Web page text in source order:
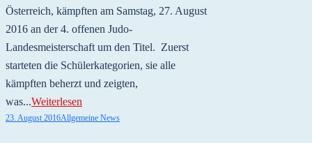
Österreich, kämpften am Samstag, 27. August
2016 an der 4. offenen Judo-
Landesmeisterschaft um den Titel. Zuerst
starteten die Schülerkategorien, sie alle
kämpften beherzt und zeigten,
was...Weiterlesen
23. August 2016Allgemeine News